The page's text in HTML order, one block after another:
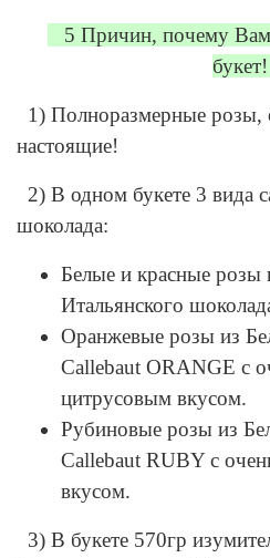
5 Причин, почему
1) Полноразмерные розы,
настоящие!
2) В одном букете 3 вида
шоколада:
Белые и красные розы
Итальянского
Оранжевые розы из
Callebaut ORANGE с
цитрусовым вкусом.
Рубиновые розы из
Callebaut RUBY с
вкусом.
3) В букете 570гр